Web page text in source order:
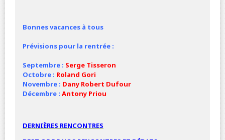
Bonnes vacances à tous
Prévisions pour la rentrée :
Septembre : Serge Tisseron
Octobre : Roland Gori
Novembre : Dany Robert Dufour
Décembre : Antony Priou
DERNIÈRES RENCONTRES